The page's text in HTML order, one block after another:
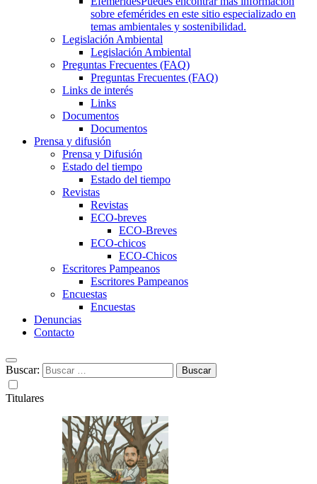
sobre efemérides en este sitio especializado en
temas ambientales y sostenibilidad.
Legislación Ambiental
Legislación Ambiental
Preguntas Frecuentes (FAQ)
Preguntas Frecuentes (FAQ)
Links de interés
Links
Documentos
Documentos
Prensa y difusión
Prensa y Difusión
Estado del tiempo
Estado del tiempo
Revistas
Revistas
ECO-breves
ECO-Breves
ECO-chicos
ECO-Chicos
Escritores Pampeanos
Escritores Pampeanos
Encuestas
Encuestas
Denuncias
Contacto
Buscar:
Titulares